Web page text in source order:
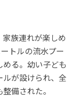
族連れが楽しめ
トルの流水プー
る。幼い子ども
が設けられ、全
備された。